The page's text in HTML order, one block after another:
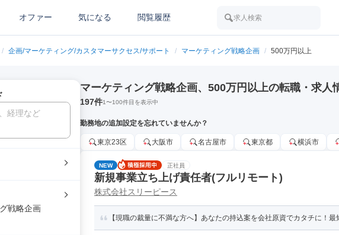
オファー 気になる 閲覧履歴 求人検索
/ 企画/マーケティング/カスタマーサクセス/サポート / マーケティング戦略企画 / 500万円以上
戦略企画
マーケティング戦略企画、500万円以上の転職・求人
197件1〜100件目を表示中
勤務地の追加設定を忘れていませんか？
東京23区 大阪市 名古屋市 東京都 横浜市
NEW 正社員
新規事業立ち上げ責任者(フルリモート)
株式会社スリーピース
【現職の裁量に不満な方へ】あなたの持込案を会社原資でカタチに！